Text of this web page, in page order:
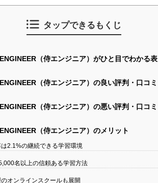
タップできるもくじ
（侍エンジニア）がひと目でわかる表
（侍エンジニア）の良い評判・口コミ
（侍エンジニア）の悪い評判・口コミ
（侍エンジニア）のメリット
2.1%の継続できる学習環境
名以上の信頼ある学習方法
オンラインスクールも展開